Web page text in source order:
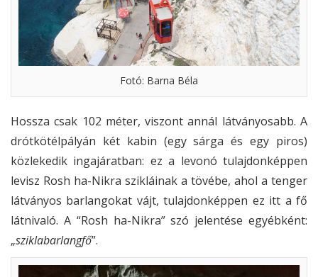
Fotó: Barna Béla
Hossza csak 102 méter, viszont annál látványosabb. A
drótkötélpályán két kabin (egy sárga és egy piros)
közlekedik ingajáratban: ez a levonó tulajdonképpen
levisz Rosh ha-Nikra szikláinak a tövébe, ahol a tenger
látványos barlangokat vájt, tulajdonképpen ez itt a fő
látnivaló. A “Rosh ha-Nikra” szó jelentése egyébként:
„sziklabarlangfő”.